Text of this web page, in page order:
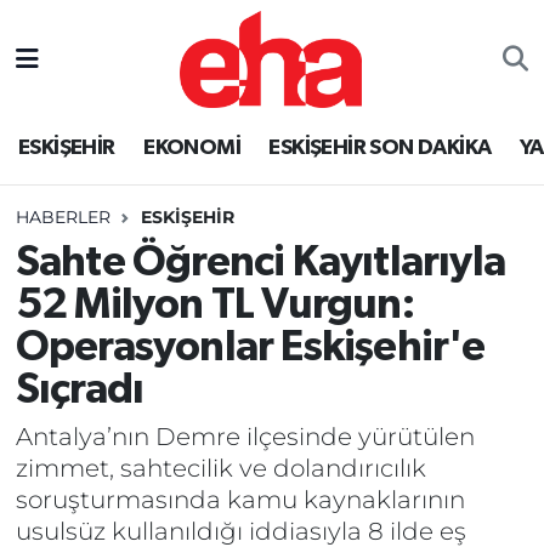
ESKİŞEHİR EKONOMİ ESKİŞEHİR SON DAKİKA
HABERLER ESKİŞEHİR
Sahte Öğrenci Kayıtlarıyla
52 Milyon TL Vurgun:
Operasyonlar Eskişehir'e
Sıçradı
Antalya’nın Demre ilçesinde yürütülen
zimmet, sahtecilik ve dolandırıcılık
soruşturmasında kamu kaynaklarının
usulsüz kullanıldığı iddiasıyla 8 ilde eş